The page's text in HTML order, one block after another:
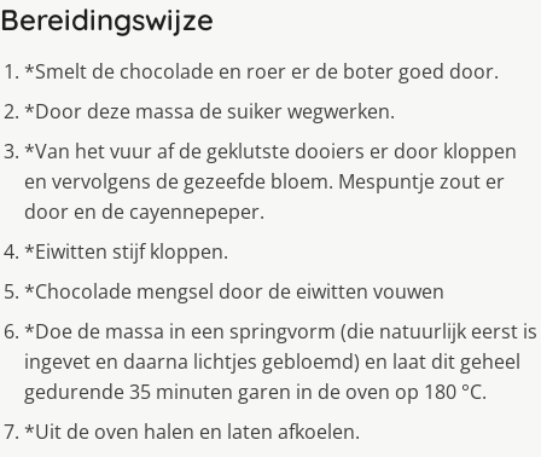
Bereidingswijze
*Smelt de chocolade en roer er de boter goed door.
*Door deze massa de suiker wegwerken.
*Van het vuur af de geklutste dooiers er door kloppen
en vervolgens de gezeefde bloem. Mespuntje zout er
door en de cayennepeper.
*Eiwitten stijf kloppen.
*Chocolade mengsel door de eiwitten vouwen
*Doe de massa in een springvorm (die natuurlijk eerst is
ingevet en daarna lichtjes gebloemd) en laat dit geheel
gedurende 35 minuten garen in de oven op 180 °C.
*Uit de oven halen en laten afkoelen.